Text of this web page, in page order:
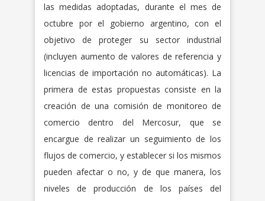
las medidas adoptadas, durante el mes de
octubre por el gobierno argentino, con el
objetivo de proteger su sector industrial
(incluyen aumento de valores de referencia y
licencias de importación no automáticas). La
primera de estas propuestas consiste en la
creación de una comisión de monitoreo de
comercio dentro del Mercosur, que se
encargue de realizar un seguimiento de los
flujos de comercio, y establecer si los mismos
pueden afectar o no, y de que manera, los
niveles de producción de los países del